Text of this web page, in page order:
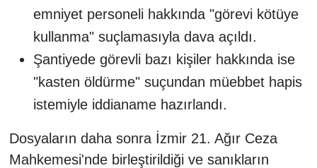
emniyet personeli hakkında "görevi kötüye
kullanma" suçlamasıyla dava açıldı.
Şantiyede görevli bazı kişiler hakkında ise
"kasten öldürme" suçundan müebbet hapis
istemiyle iddianame hazırlandı.
Dosyaların daha sonra İzmir 21. Ağır Ceza
Mahkemesi'nde birleştirildiği ve sanıkların